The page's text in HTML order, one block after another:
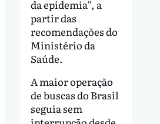
da epidemia”, a
partir das
recomendações do
Ministério da
Saúde.
A maior operação
de buscas do Brasil
seguia sem